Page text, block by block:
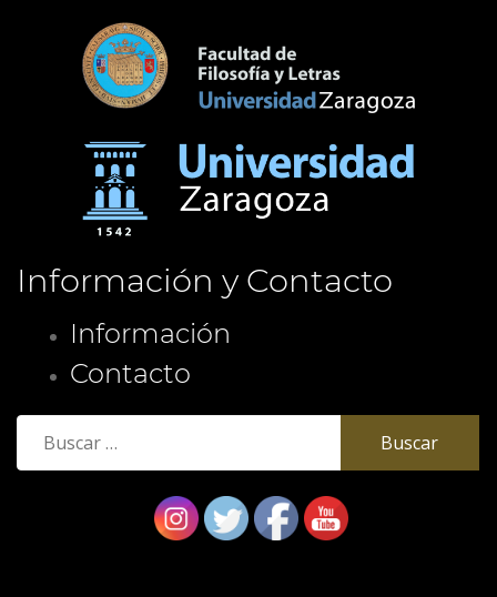
Información y Contacto
Información
Contacto
Buscar: